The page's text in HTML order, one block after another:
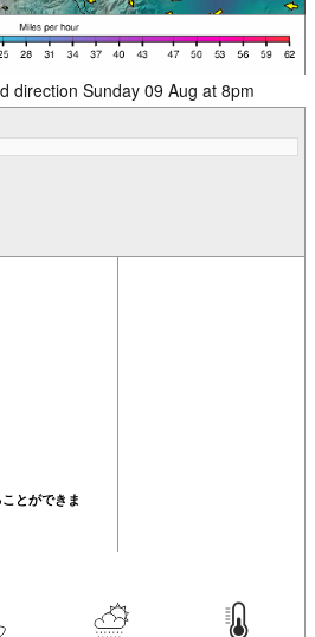
direction Sunday 09 Aug at 8pm
とができま